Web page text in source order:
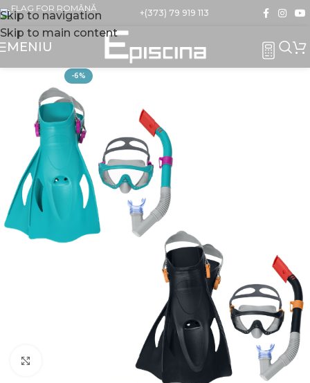
Skip to navigation
Skip to main content
+(373) 79 919 113
MENIU
-6%